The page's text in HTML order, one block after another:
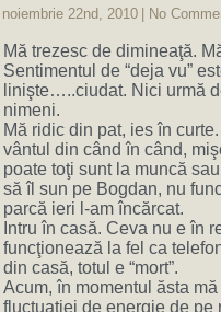
noiembrie 22nd, 2010 No
Mă trezesc de dimineaţă.
Sentimentul de “deja vu”
linişte…..ciudat. Nici urmă
nimeni.
Mă ridic din pat, ies în
vântul din când în când,
poate toţi sunt la muncă
să îl sun pe Bogdan, nu
parcă ieri l-am încărcat.
Intru în casă. Ceva nu e în
funcţionează la fel ca
din casă, totul e “mort”.
Acum, în momentul ăsta
fluctuaţiei de energie de pe